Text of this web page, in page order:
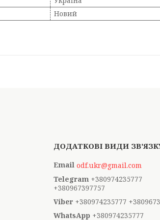
Новий
odf.ukr@gmail.com
+380974235777
+380967397757
+380974235777
+380974235777